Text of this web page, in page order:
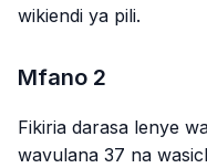
wikiendi ya pili.
Mfano 2
Fikiria darasa lenye
wavulana 37 na